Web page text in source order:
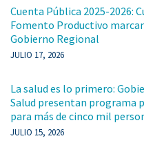
Cuenta Pública 2025-2026:
Fomento Productivo
Gobierno Regional
JULIO 17, 2026
La salud es lo primero:
Salud presentan programa
para más de cinco mil
JULIO 15, 2026